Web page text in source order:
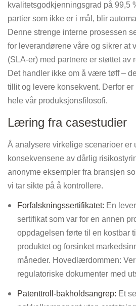
kvalitetsgodkjenningsgrad på 99,5
partier som ikke er i mål, blir
Denne strenge interne prosessen
for leverandørene våre og sikrer at
(SLA-er) med partnere er støttet av
Det handler ikke om å være tøff –
tillit og levere konsekvent. Derfor
hele vår produksjonsfilosofi.
Læring fra casestudier
Å analysere virkelige scenarioer er
konsekvensene av dårlig
anonyme eksempler fra bransjen
vi tar sikte på å kontrollere.
Forfalskningssertifikatet: En
sertifikat som var for en annen
oppdagelsen førte til en kostbar
produktet og forsinket
måneder. Hovedlærdommen:
regulatoriske dokumenter med
Patenttroll-bakholdsangrep: Et